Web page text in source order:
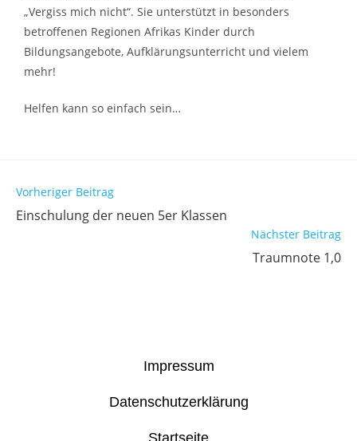
„Vergiss mich nicht“. Sie unterstützt in besonders
betroffenen Regionen Afrikas Kinder durch
Bildungsangebote, Aufklärungsunterricht und vielem
mehr!
Helfen kann so einfach sein…
Vorheriger Beitrag
Einschulung der neuen 5er Klassen
Nächster Beitrag
Traumnote 1,0
Impressum
Datenschutzerklärung
Startseite